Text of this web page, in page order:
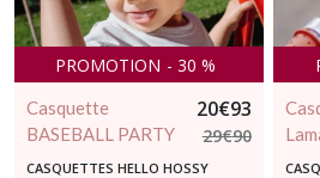
PROMOTION - 30 %
Casquette
BASEBALL PARTY
- HELLO HOSSY -
20€93
29€90
CASQUETTES HELLO HOSSY